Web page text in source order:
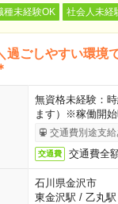
種未経験OK 社会人未経
過ごしやすい環境
無資格未経験：
ます）※稼働開始
交通費別途支給
交通費 交通費全
石川県金沢市
東金沢駅 / 乙丸駅